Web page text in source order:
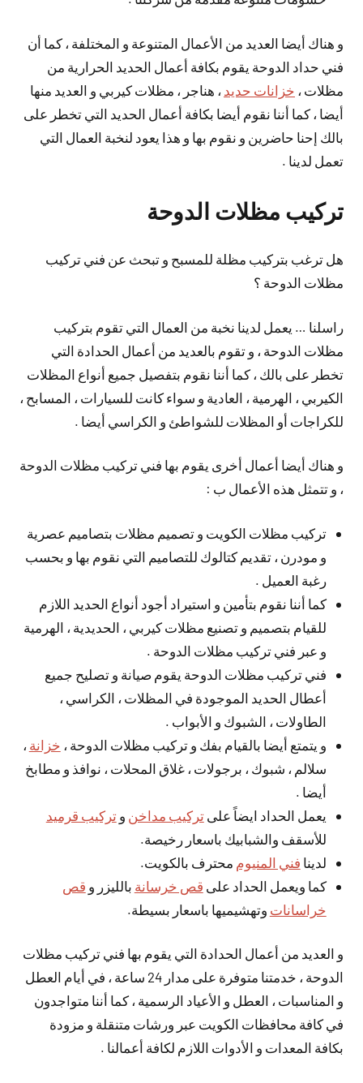
و هناك أيضا العديد من الأعمال المتنوعة و المختلفة ، كما أن
فني حداد الدوحة يقوم بكافة أعمال الحديد الحرارية من
مظلات ، خزانات حديد ، هناجر ، مظلات كيربي و العديد منها
أيضا ، كما أننا نقوم أيضا بكافة أعمال الحديد التي تخطر على
بالك إحنا حاضرين و نقوم بها و هذا يعود لنخبة العمال التي
تعمل لدينا .
تركيب مظلات الدوحة
هل ترغب بتركيب مظلة للمسبح و تبحث عن فني تركيب
مظلات الدوحة ؟
راسلنا … يعمل لدينا نخبة من العمال التي تقوم بتركيب
مظلات الدوحة ، و تقوم بالعديد من أعمال الحدادة التي
تخطر على بالك ، كما أننا نقوم بتفصيل جميع أنواع المظلات
الكيربي ، الهرمية ، العادية و سواء كانت للسيارات ، المسابح ،
للكراجات أو المظلات للشواطئ و الكراسي أيضا .
و هناك أيضا أعمال أخرى يقوم بها فني تركيب مظلات الدوحة
، و تتمثل هذه الأعمال ب :
تركيب مظلات الكويت و تصميم مظلات بتصاميم عصرية
و مودرن ، تقديم كتالوك للتصاميم التي نقوم بها و بحسب
رغبة العميل .
كما أننا نقوم بتأمين و استيراد أجود أنواع الحديد اللازم
للقيام بتصميم و تصنيع مظلات كيربي ، الحديدية ، الهرمية
و عبر فني تركيب مظلات الدوحة .
فني تركيب مظلات الدوحة يقوم صيانة و تصليح جميع
أعطال الحديد الموجودة في المظلات ، الكراسي ،
الطاولات ، الشبوك و الأبواب .
و يتمتع أيضا بالقيام بفك و تركيب مظلات الدوحة ، خزانة ،
سلالم ، شبوك ، برجولات ، غلاق المحلات ، نوافذ و مطابخ
أيضا .
يعمل الحداد ايضاً علىتركيب مداخن وتركيب قرميد
للأسقف والشبابيك باسعار رخيصة.
لدينا فني المنيوم محترف بالكويت.
كما ويعمل الحداد على قص خرسانة بالليزر و قص
خراسانات وتهشيميها باسعار بسيطة.
و العديد من أعمال الحدادة التي يقوم بها فني تركيب مظلات
الدوحة ، خدمتنا متوفرة على مدار 24 ساعة ، في أيام العطل
و المناسبات ، العطل و الأعياد الرسمية ، كما أننا متواجدون
في كافة محافظات الكويت عبر ورشات متنقلة و مزودة
بكافة المعدات و الأدوات اللازم لكافة أعمالنا .